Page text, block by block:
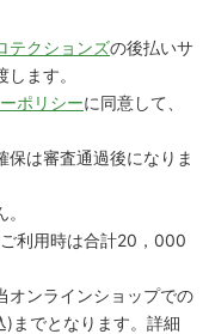
テクションズの後払いサ
ます。
ポリシーに同意して、
は審査通過後になりま
利用時は合計20，000
オンラインショップでの
までとなります。詳細